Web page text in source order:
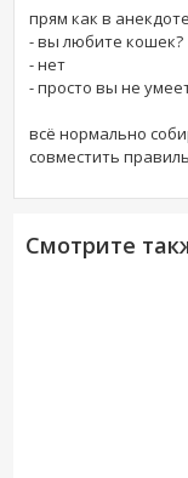
прям как в
- вы любите кошек?
- нет
- просто вы не
всё нормально
совместить
Смотрите